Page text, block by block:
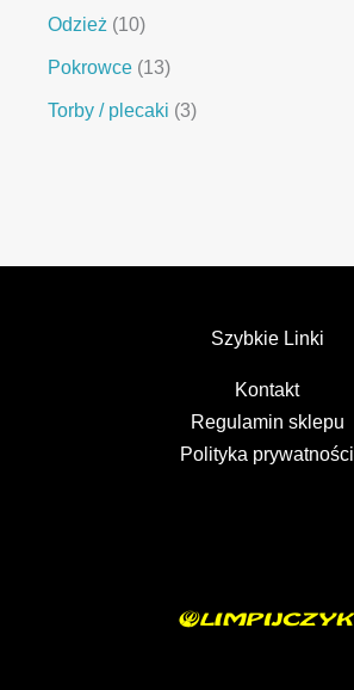
Odzież 10
Pokrowce 13
Torby / plecaki 3
Szybkie Linki
Kontakt
Regulamin sklepu
Polityka prywatności